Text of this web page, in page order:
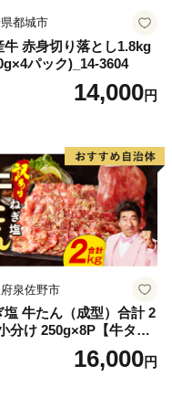
都城市
牛 赤身切り落とし1.8kg
パック)_14-3604
14,000円
泉佐野市
塩 牛たん（成型）合計 2
分け 250g×8P【牛タン
焼肉用 薄切り 訳あり サ
16,000円